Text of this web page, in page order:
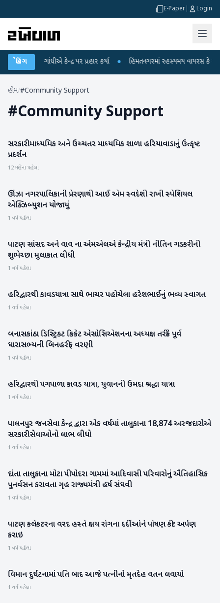
E-Paper Login
બ્રેકિંગ
રાહુલ ગાંધીએ કેન્દ્ર પર પ્રહાર કર્યા ● હિંમતનગરમાં રહસ્યમય વાયરસ કે
હોમ/#Community Support
#Community Support
બનાસકાંઠા
સરકારી માધ્યમિક અને ઉચ્ચતર માધ્યમિક શાળા હરિયાવાડાનું ઉત્કૃષ્ટ
પ્રદર્શન
12 મહિના પહેલા
મહેસાણા
ઊંઝા નગરપાલિકાની પ્રેરણાથી આઈ એમ સ્વદેશી રાખી સ્પેશિયલ
એક્ઝિબ્યુશન યોજાયું
1 વર્ષ પહેલા
પાટણ
પાટણ સાંસદ અને વાવ ના એમએલએ કેન્દ્રીય મંત્રી નીતિન ગડકરી ની
શુભેચ્છા મુલાકાત લીધી
1 વર્ષ પહેલા
બનાસકાંઠા
હરિદ્વારથી કાવડયાત્રા સાથે ભાચર પહોચેલા હરેશભાઈનું ભવ્ય સ્વાગત
1 વર્ષ પહેલા
બનાસકાંઠા
બનાસકાંઠા ડિસ્ટ્રિક્ટ ક્રિકેટ એસોસિએશનના અધ્યક્ષ તરીકે પૂર્વ
ધારાસભ્યની બિનહરીફ વરણી
1 વર્ષ પહેલા
બનાસકાંઠા
હરિદ્વારથી પગપાળા કાવડ યાત્રા, યુવાનની ઉમદા શ્રદ્ધા યાત્રા
1 વર્ષ પહેલા
બનાસકાંઠા
પાલનપુર જનસેવા કેન્દ્ર દ્વારા એક વર્ષમાં તાલુકાના 18,874 અરજદારોએ
સરકારી સેવાઓનો લાભ લીધો
1 વર્ષ પહેલા
બનાસકાંઠા
દાંતા તાલુકાના મોટા પીપોદરા ગામમાં આદિવાસી પરિવારોનું ઐતિહાસિક
પુનર્વસન કરાવતા ગૃહ રાજ્યમંત્રી હર્ષ સંઘવી
1 વર્ષ પહેલા
પાટણ
પાટણ કલેકટરના વરદ હસ્તે ક્ષય રોગના દર્દીઓને પોષણ કીટ અર્પણ
કરાઇ
1 વર્ષ પહેલા
બનાસકાંઠા
વિમાન દુર્ઘટનામાં પતિ બાદ આજે પત્નીનો મૃતદેહ વતન લવાયો
1 વર્ષ પહેલા